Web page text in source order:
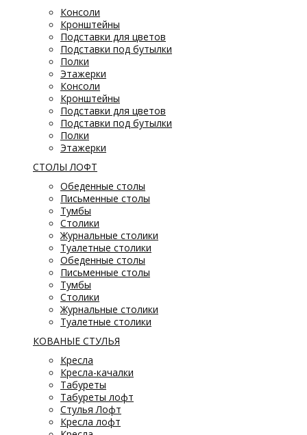
Консоли
Кронштейны
Подставки для цветов
Подставки под бутылки
Полки
Этажерки
Консоли
Кронштейны
Подставки для цветов
Подставки под бутылки
Полки
Этажерки
СТОЛЫ ЛОФТ
Обеденные столы
Письменные столы
Тумбы
Столики
Журнальные столики
Туалетные столики
Обеденные столы
Письменные столы
Тумбы
Столики
Журнальные столики
Туалетные столики
КОВАНЫЕ СТУЛЬЯ
Кресла
Кресла-качалки
Табуреты
Табуреты лофт
Стулья Лофт
Кресла лофт